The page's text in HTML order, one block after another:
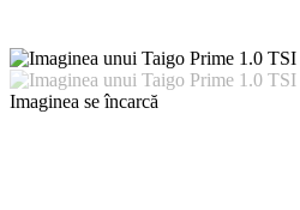
Imaginea se încarcă